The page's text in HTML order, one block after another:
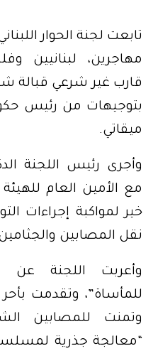
تابعت لجنة الحوار
مهاجرين، لبنانيين
قارب غير شرعي
بتوجيهات من رئيس
ميقاتي.
وأجرى رئيس اللجنة
مع الأمين العام للهيئة
خير لمواكبة إجراءات
نقل المصابين
وأعربت اللجنة عن
للمأساة”، وتقدمت
وتمنت للمصابين
“معالجة جذرية